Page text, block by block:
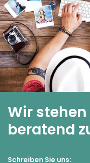
Wir stehen
beratend
Schreiben Sie uns: